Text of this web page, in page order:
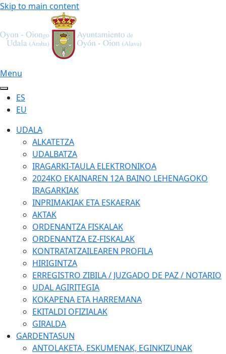
Skip to main content
Menu
ES
EU
UDALA
ALKATETZA
UDALBATZA
IRAGARKI-TAULA ELEKTRONIKOA
2024KO EKAINAREN 12A BAINO LEHENAGOKO
IRAGARKIAK
INPRIMAKIAK ETA ESKAERAK
AKTAK
ORDENANTZA FISKALAK
ORDENANTZA EZ-FISKALAK
KONTRATATZAILEAREN PROFILA
HIRIGINTZA
ERREGISTRO ZIBILA / JUZGADO DE PAZ / NOTARIO
UDAL AGIRITEGIA
KOKAPENA ETA HARREMANA
EKITALDI OFIZIALAK
GIRALDA
GARDENTASUN
ANTOLAKETA, ESKUMENAK, EGINKIZUNAK